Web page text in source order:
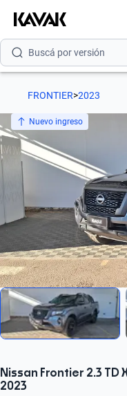
Buscá por modelo
Buscá por versión
Buscá por marca
Buscá por modelo
Buscá por versión
Buscá por año
FRONTIER>2023
Nuevo ingreso
Nissan Frontier 2.3 TD
2023